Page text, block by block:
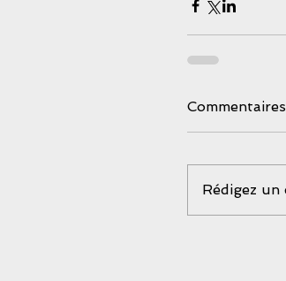
Commentaires
Rédigez un